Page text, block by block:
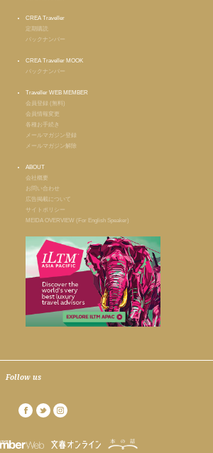
CREA Traveller
定期購読
バックナンバー
CREA Traveller MOOK
バックナンバー
Traveller WEB MEMBER
会員登録 (無料)
会員情報変更
各種お手続き
メールマガジン登録
メールマガジン解除
ABOUT
会社概要
お問い合わせ
広告掲載について
サイトポリシー
MEIDA OVERVIEW (For English Speaker)
Follow us